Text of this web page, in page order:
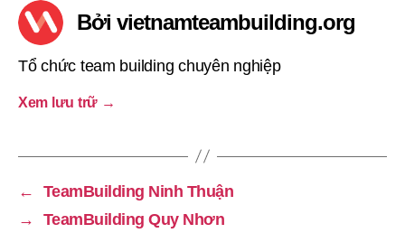
Bởi vietnamteambuilding.org
Tổ chức team building chuyên nghiệp
Xem lưu trữ →
←
TeamBuilding Ninh Thuận
→
TeamBuilding Quy Nhơn